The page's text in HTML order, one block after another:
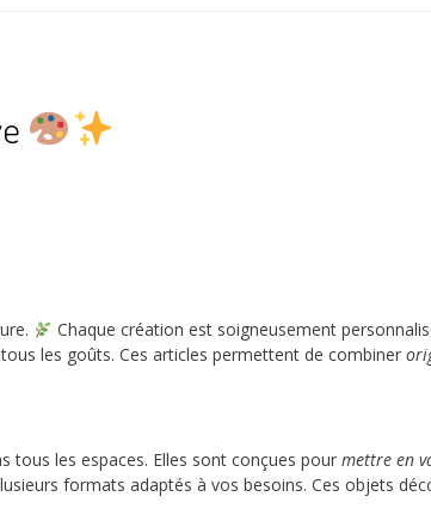
Chaque création est soigneusement
les goûts. Ces articles permettent de combiner
tous les espaces. Elles sont conçues pour mettre en
formats adaptés à vos besoins. Ces objets